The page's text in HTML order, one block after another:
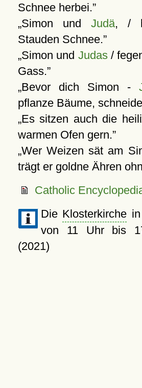
Schnee herbei.
Simon und Judä, /
Stauden Schnee.
Simon und Judas/
Gass.
Bevor dich Simon -
pflanze Bäume,
Es sitzen auch die
warmen Ofen gern.
Wer Weizen sät am
trägt er goldne Ähren
Catholic
Die Klosterkirche
von 11 Uhr bis
(2021)